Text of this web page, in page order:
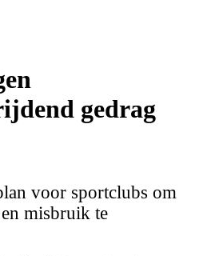
gedrag
voor sportclubs om
misbruik te